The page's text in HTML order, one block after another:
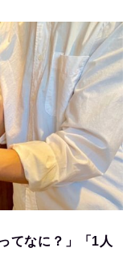
てなに？」「1人